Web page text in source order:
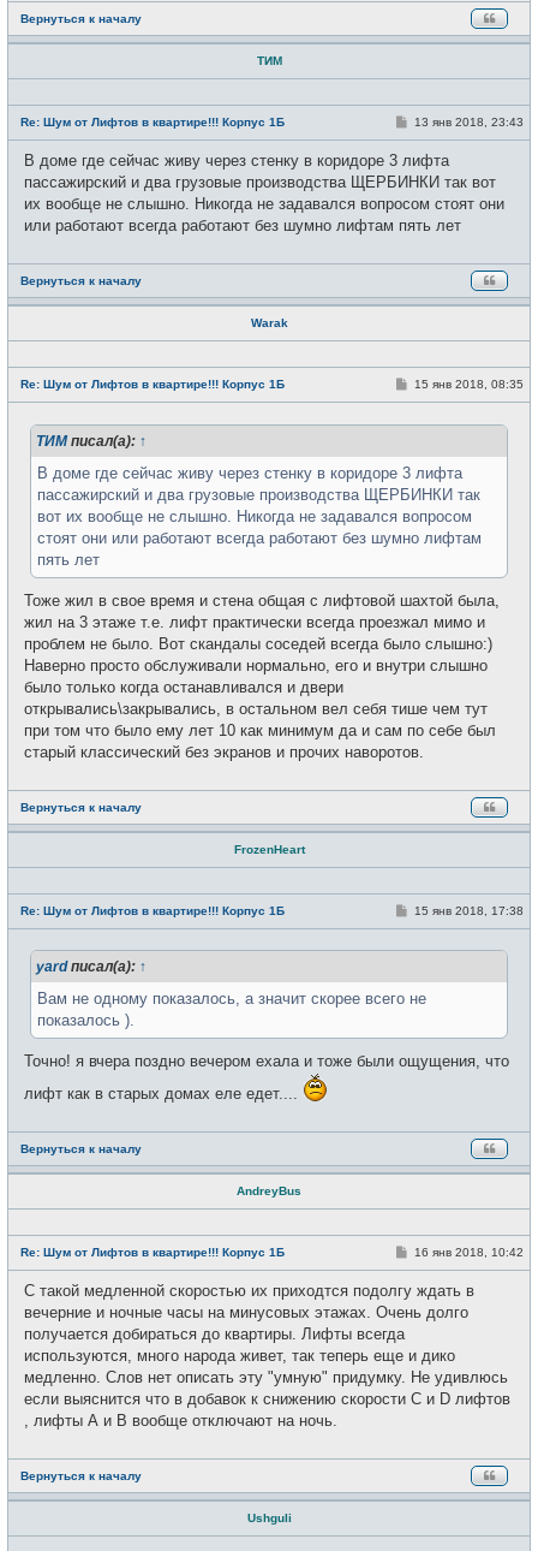
Вернуться к началу
ТИМ
е
в
с
е
и
Re: Шум от Лифтов в квартире!!! Корпус 1Б
С
б
щ
н
и
13 янв 2018, 23:43
В доме где сейчас живу через стенку в коридоре 3 лифта
пассажирский и два грузовые производства ЩЕРБИНКИ так вот
их вообще не слышно. Никогда не задавался вопросом стоят они
или работают всегда работают без шумно лифтам пять лет
Вернуться к началу
Warak
е
в
с
Re: Шум от Лифтов в квартире!!! Корпус 1Б
С
б
е
н
е
15 янв 2018, 08:35
ТИМписал(а): ↑
В доме где сейчас живу через стенку в коридоре 3 лифта
пассажирский и два грузовые производства ЩЕРБИНКИ так
вот их вообще не слышно. Никогда не задавался вопросом
стоят они или работают всегда работают без шумно лифтам
пять лет
Тоже жил в свое время и стена общая с лифтовой шахтой была,
жил на 3 этаже т.е. лифт практически всегда проезжал мимо и
проблем не было. Вот скандалы соседей всегда было слышно:)
Наверно просто обслуживали нормально, его и внутри слышно
было только когда останавливался и двери
открывались\закрывались, в остальном вел себя тише чем тут
при том что было ему лет 10 как минимум да и сам по себе был
старый классический без экранов и прочих наворотов.
Вернуться к началу
FrozenHeart
е
в
с
Re: Шум от Лифтов в квартире!!! Корпус 1Б
С
б
е
н
15 янв 2018, 17:38
yardписал(а): ↑
Вам не одному показалось, а значит скорее всего не
показалось ).
Точно! я вчера поздно вечером ехала и тоже были ощущения, что
лифт как в старых домах еле едет....
Вернуться к началу
AndreyBus
Н
е
е
и
Re: Шум от Лифтов в квартире!!! Корпус 1Б
С
б
щ
и
16 янв 2018, 10:42
С такой медленной скоростью их приходтся подолгу ждать в
вечерние и ночные часы на минусовых этажах. Очень долго
получается добираться до квартиры. Лифты всегда
используются, много народа живет, так теперь еще и дико
медленно. Слов нет описать эту "умную" придумку. Не удивлюсь
если выяснится что в добавок к снижению скорости С и D лифтов
, лифты А и В вообще отключают на ночь.
Вернуться к началу
Ushguli